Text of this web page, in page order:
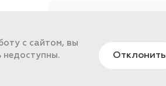
контент PORT - бизнес
с сайтом, вы
недоступны.
Отклонить